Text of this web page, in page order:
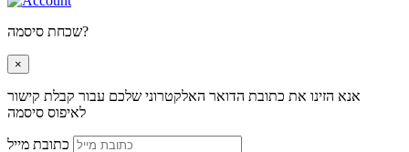
שכחת סיסמה?
×
אנא הזינו את כתובת הדואר האלקטרוני שלכם עבור קבלת קישור
לאיפוס סיסמה